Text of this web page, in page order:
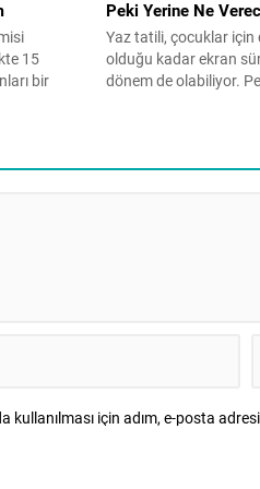
15
bir
Kerim
gazileri
Peki Yerine Ne
Yaz tatili, çocuklar için
olduğu kadar ekran
dönem de olabiliyor.
önerilerini Aile
kullanılması için adım, e-posta